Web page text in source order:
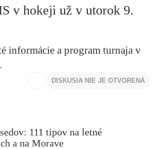
v hokeji už v utorok 9.
informácie a program turnaja v
DISKUSIA NIE JE OTVORENÁ
111 tipov na letné
a na Morave